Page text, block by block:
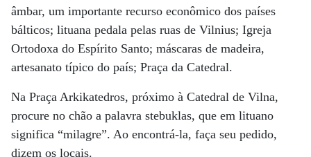
âmbar, um importante recurso econômico dos países
bálticos; lituana pedala pelas ruas de Vilnius; Igreja
Ortodoxa do Espírito Santo; máscaras de madeira,
artesanato típico do país; Praça da Catedral.
Na Praça Arkikatedros, próximo à Catedral de Vilna,
procure no chão a palavra stebuklas, que em lituano
significa “milagre”. Ao encontrá-la, faça seu pedido,
dizem os locais.